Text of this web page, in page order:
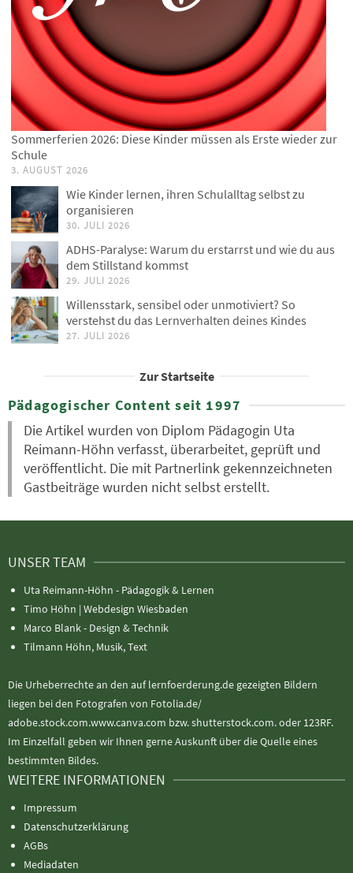
Sommerferien 2026: Diese Kinder müssen als Erste wieder zur
Schule
3. AUGUST 2026
Wie Kinder lernen, ihren Schulalltag selbst zu
organisieren
30. JULI 2026
ADHS-Paralyse: Warum du erstarrst und wie du aus
dem Stillstand kommst
29. JULI 2026
Willensstark, sensibel oder unmotiviert? So
verstehst du das Lernverhalten deines Kindes
27. JULI 2026
Zur Startseite
Pädagogischer Content seit 1997
Die Artikel wurden von Diplom Pädagogin Uta
Reimann-Höhn verfasst, überarbeitet, geprüft und
veröffentlicht. Die mit Partnerlink gekennzeichneten
Gastbeiträge wurden nicht selbst erstellt.
UNSER TEAM
Uta Reimann-Höhn - Pädagogik & Lernen
Timo Höhn | Webdesign Wiesbaden
Marco Blank - Design & Technik
Tilmann Höhn, Musik, Text
Die Urheberrechte an den auf lernfoerderung.de gezeigten Bildern
liegen bei den Fotografen von Fotolia.de/
adobe.stock.com.www.canva.com bzw. shutterstock.com. oder 123RF.
Im Einzelfall geben wir Ihnen gerne Auskunft über die Quelle eines
bestimmten Bildes.
WEITERE INFORMATIONEN
Impressum
Datenschutzerklärung
AGBs
Mediadaten